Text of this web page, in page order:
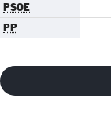
PSOE
PP